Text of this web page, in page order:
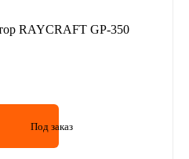
RAYCRAFT GP-350
Под заказ